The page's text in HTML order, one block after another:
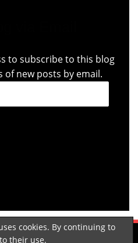
cookies. By continuing to
their use.
to subscribe to this blog
new posts by email.